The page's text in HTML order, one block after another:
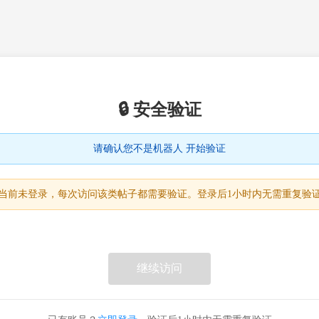
🔒 安全验证
请确认您不是机器人 开始验证
前未登录，每次访问该类帖子都需要验证。登录后1小时内无需重复验
继续访问